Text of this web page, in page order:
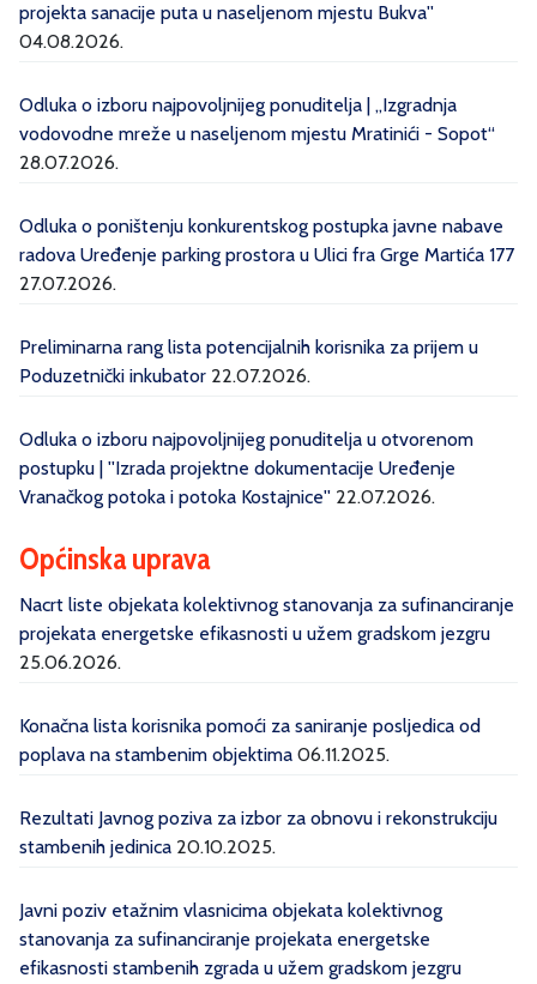
projekta sanacije puta u naseljenom mjestu Bukva''
04.08.2026.
Odluka o izboru najpovoljnijeg ponuditelja | „Izgradnja
vodovodne mreže u naseljenom mjestu Mratinići - Sopot“
28.07.2026.
Odluka o poništenju konkurentskog postupka javne nabave
radova Uređenje parking prostora u Ulici fra Grge Martića 177
27.07.2026.
Preliminarna rang lista potencijalnih korisnika za prijem u
Poduzetnički inkubator 22.07.2026.
Odluka o izboru najpovoljnijeg ponuditelja u otvorenom
postupku | ''Izrada projektne dokumentacije Uređenje
Vranačkog potoka i potoka Kostajnice'' 22.07.2026.
Općinska uprava
Nacrt liste objekata kolektivnog stanovanja za sufinanciranje
projekata energetske efikasnosti u užem gradskom jezgru
25.06.2026.
Konačna lista korisnika pomoći za saniranje posljedica od
poplava na stambenim objektima 06.11.2025.
Rezultati Javnog poziva za izbor za obnovu i rekonstrukciju
stambenih jedinica 20.10.2025.
Javni poziv etažnim vlasnicima objekata kolektivnog
stanovanja za sufinanciranje projekata energetske
efikasnosti stambenih zgrada u užem gradskom jezgru